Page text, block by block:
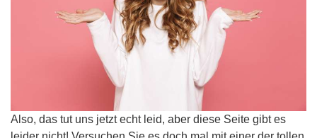
Also, das tut uns jetzt echt leid, aber diese Seite gibt es